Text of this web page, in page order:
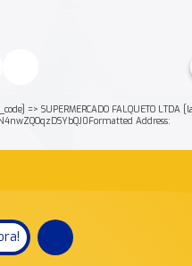
=> SUPERMERCADO FALQUETO
Address: